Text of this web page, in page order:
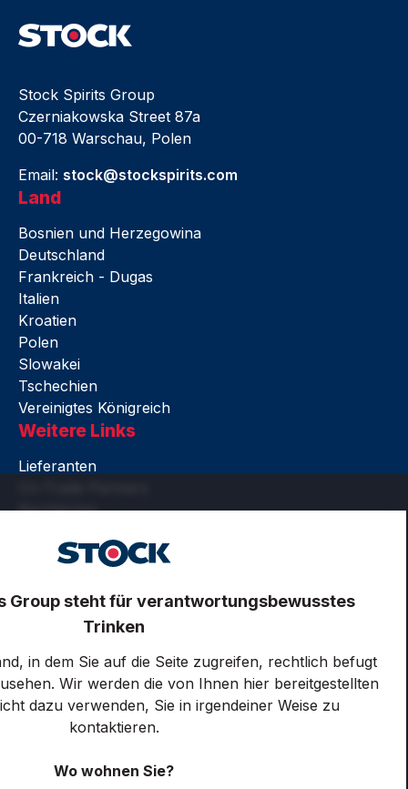
Stock Spirits Group
Czerniakowska Street 87a
00-718 Warschau, Polen
Email: stock@stockspirits.com
Weitere Links
Lieferanten
Rechtliches
Nutzungsbedingungen
Zertifikate
Cookie-Einstellungen
Land
Bosnien und Herzegowina
Deutschland
Frankreich - Dugas
Italien
Kroatien
Polen
Slowakei
Tschechien
Vereinigtes Königreich
vorbehalten.
Group steht für verantwortungsbewusstes
Trinken
in dem Sie auf die Seite zugreifen, rechtlich befugt
Wir werden die von Ihnen hier bereitgestellten
dazu verwenden, Sie in irgendeiner Weise zu
kontaktieren.
Wo wohnen Sie?